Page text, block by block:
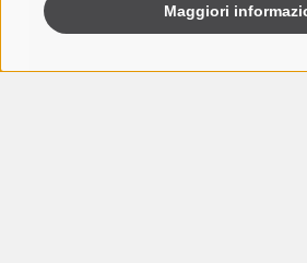
Maggiori